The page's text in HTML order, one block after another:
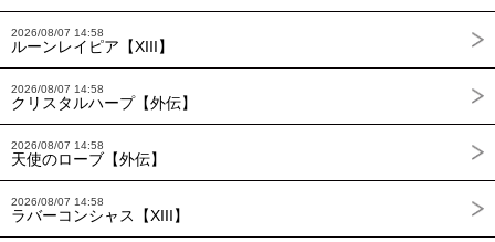
2026/08/07 14:58
ルーンレイピア【XIII】
2026/08/07 14:58
クリスタルハープ【外伝】
2026/08/07 14:58
天使のローブ【外伝】
2026/08/07 14:58
ラバーコンシャス【XIII】